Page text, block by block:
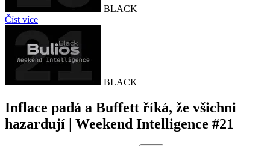
BLACK
Číst více
BLACK
Inflace padá a Buffett říká, že všichni
hazardují | Weekend Intelligence #21